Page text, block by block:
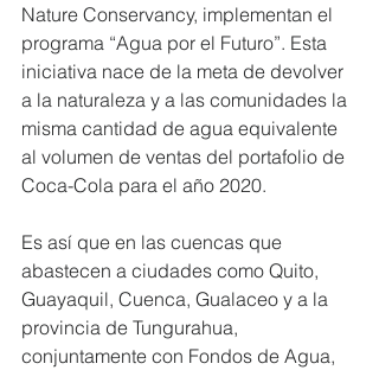
Nature Conservancy, implementan el
programa “Agua por el Futuro”. Esta
iniciativa nace de la meta de devolver
a la naturaleza y a las comunidades la
misma cantidad de agua equivalente
al volumen de ventas del portafolio de
Coca-Cola para el año 2020.
Es así que en las cuencas que
abastecen a ciudades como Quito,
Guayaquil, Cuenca, Gualaceo y a la
provincia de Tungurahua,
conjuntamente con Fondos de Agua,